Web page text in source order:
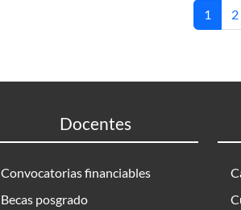
1 2
Docentes
Convocatorias financiables
Becas posgrado